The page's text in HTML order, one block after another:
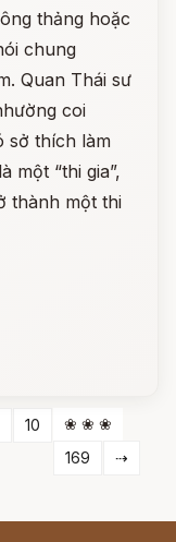
thảng hoặc
chung
Quan Thái sư
coi
sở thích làm
một “thi gia”,
thành một thi
10
❀ ❀ ❀
169
⇢